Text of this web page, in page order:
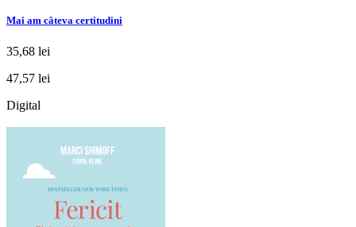
Mai am câteva certitudini
35,68 lei
47,57 lei
Digital